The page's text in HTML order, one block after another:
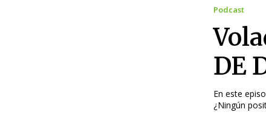
Podcast
DE
En este
¿Ningún